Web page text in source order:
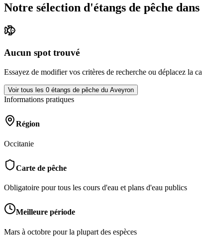
Notre sélection d'étangs de pêche dans
Aucun spot trouvé
Essayez de modifier vos critères de recherche ou déplacez la
Voir tous les 0 étangs de pêche du Aveyron
Informations pratiques
Région
Occitanie
Carte de pêche
Obligatoire pour tous les cours d'eau et plans d'eau publics
Meilleure période
Mars à octobre pour la plupart des espèces